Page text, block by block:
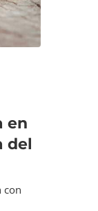
en
del
con